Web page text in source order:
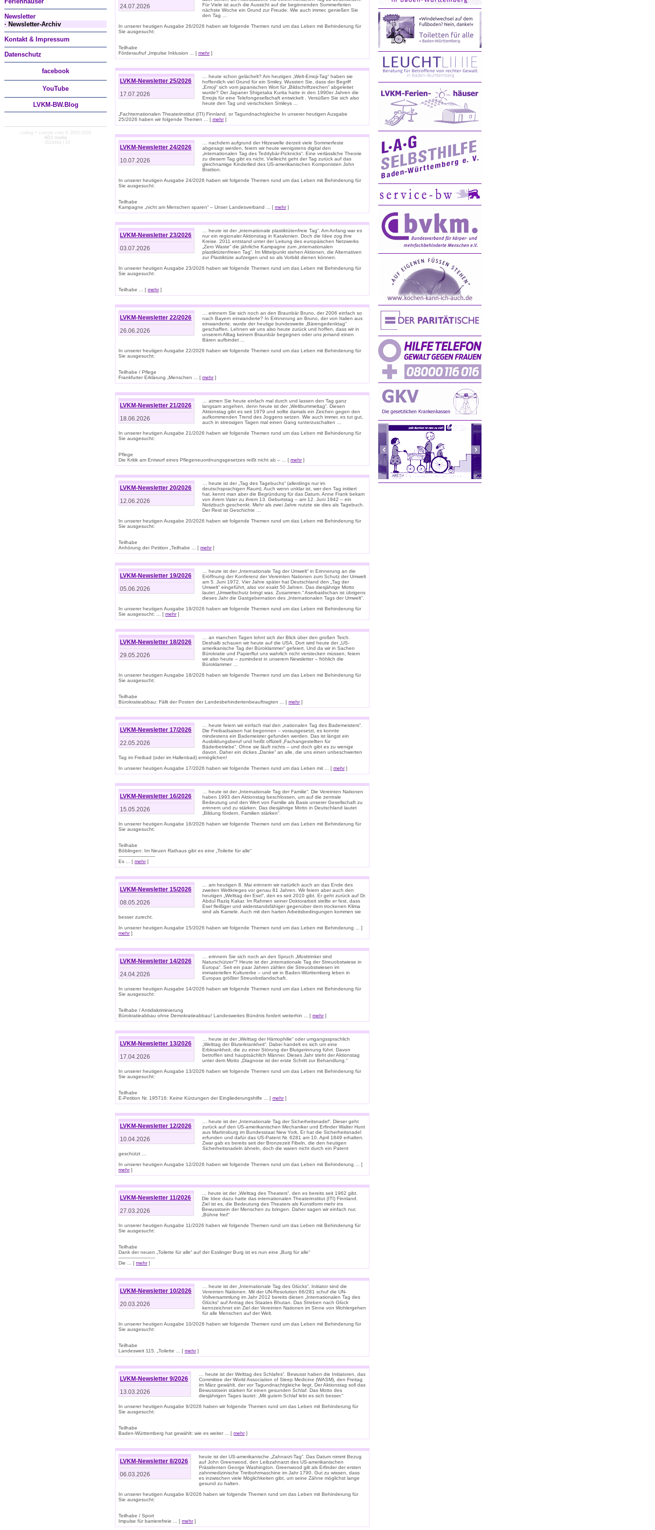
Newsletter
· Newsletter-Archiv
Kontakt & Impressum
Datenschutz
facebook
YouTube
LVKM-BW.Blog
coding + custom cms © 2002-2026
AD1 media
· 2624464 | 10
24.07.2026
Für Viele ist auch die Aussicht auf die beginnenden Sommerferien
nächste Woche ein Grund zur Freude. Wie auch immer, genießen Sie
den Tag …
In unserer heutigen Ausgabe 26/2026 haben wir folgende Themen rund um das Leben mit Behinderung für
Sie ausgesucht:
Teilhabe
Förderaufruf „Impulse Inklusion ... [ mehr]
LVKM-Newsletter 25/2026
17.07.2026
… heute schon gelächelt? Am heutigen „Welt-Emoji-Tag“ haben sie
hoffentlich viel Grund für ein Smiley. Wussten Sie, dass der Begriff
„Emoji“ sich vom japanischen Wort für „Bildschriftzeichen“ abgeleitet
wurde? Der Japaner Shigetaka Kurita hatte in den 1990er Jahren die
Emojis für eine Telefongesellschaft entwickelt . Versüßen Sie sich also
heute den Tag und verschicken Smileys ...
„Fachternationalen Theaterinstitut (ITI) Finnland. or Tagundnachtgleiche In unserer heutigen Ausgabe
25/2026 haben wir folgende Themen ... [ mehr]
LVKM-Newsletter 24/2026
10.07.2026
… nachdem aufgrund der Hitzewelle derzeit viele Sommerfeste
abgesagt werden, feiern wir heute wenigstens digital den
„internationalen Tag des Teddybär-Picknicks“. Eine verlässliche Theorie
zu diesem Tag gibt es nicht. Vielleicht geht der Tag zurück auf das
gleichnamige Kinderlied des US-amerikanischen Komponisten John
Brattion.
In unserer heutigen Ausgabe 24/2026 haben wir folgende Themen rund um das Leben mit Behinderung für
Sie ausgesucht:
Teilhabe
Kampagne „nicht am Menschen sparen“ – Unser Landesverband ... [ mehr]
LVKM-Newsletter 23/2026
03.07.2026
… heute ist der „internationale plastiktütenfreie Tag“. Am Anfang war es
nur ein regionaler Aktionstag in Katalonien. Doch die Idee zog ihre
Kreise. 2011 entstand unter der Leitung des europäischen Netzwerks
„Zero Waste“ die jährliche Kampagne zum „internationalen
plastiktütenfreien Tag“. Im Mittelpunkt stehen Aktionen, die Alternativen
zur Plastiktüte aufzeigen und so als Vorbild dienen können.
In unserer heutigen Ausgabe 23/2026 haben wir folgende Themen rund um das Leben mit Behinderung für
Sie ausgesucht:
Teilhabe ... [ mehr]
LVKM-Newsletter 22/2026
26.06.2026
… erinnern Sie sich noch an den Braunbär Bruno, der 2006 einfach so
nach Bayern einwanderte? In Erinnerung an Bruno, der von Italien aus
einwanderte, wurde der heutige bundesweite „Bärengedenktag“
geschaffen. Lehnen wir uns also heute zurück und hoffen, dass wir in
unserem Alltag keinem Braunbär begegnen oder uns jemand einen
Bären aufbindet ...
In unserer heutigen Ausgabe 22/2026 haben wir folgende Themen rund um das Leben mit Behinderung für
Sie ausgesucht:
Teilhabe / Pflege
Frankfurter Erklärung „Menschen ... [ mehr]
LVKM-Newsletter 21/2026
18.06.2026
… atmen Sie heute einfach mal durch und lassen den Tag ganz
langsam angehen, denn heute ist der „Weltbummeltag“. Diesen
Aktionstag gibt es seit 1979 und sollte damals ein Zeichen gegen den
aufkommenden Trend des Joggens setzen. Wie auch immer, es tut gut,
auch in stressigen Tagen mal einen Gang runterzuschalten ...
In unserer heutigen Ausgabe 21/2026 haben wir folgende Themen rund um das Leben mit Behinderung für
Sie ausgesucht:
Pflege
Die Kritik am Entwurf eines Pflegeneuordnungsgesetzes reißt nicht ab – ... [ mehr]
LVKM-Newsletter 20/2026
12.06.2026
… heute ist der „Tag des Tagebuchs“ (allerdings nur im
deutschsprachigen Raum). Auch wenn unklar ist, wer den Tag initiiert
hat, kennt man aber die Begründung für das Datum. Anne Frank bekam
von ihrem Vater zu ihrem 13. Geburtstag – am 12. Juni 1942 – ein
Notizbuch geschenkt. Mehr als zwei Jahre nutzte sie dies als Tagebuch.
Der Rest ist Geschichte …
In unserer heutigen Ausgabe 20/2026 haben wir folgende Themen rund um das Leben mit Behinderung für
Sie ausgesucht:
Teilhabe
Anhörung der Petition „Teilhabe ... [ mehr]
LVKM-Newsletter 19/2026
05.06.2026
… heute ist der „Internationale Tag der Umwelt“ in Erinnerung an die
Eröffnung der Konferenz der Vereinten Nationen zum Schutz der Umwelt
am 5. Juni 1972. Vier Jahre später hat Deutschland den „Tag der
Umwelt“ eingeführt, also vor exakt 50 Jahren. Das diesjährige Motto
lautet „Umweltschutz bringt was. Zusammen.“ Aserbaidschan ist übrigens
dieses Jahr die Gastgebernation des „Internationalen Tags der Umwelt“.
In unserer heutigen Ausgabe 19/2026 haben wir folgende Themen rund um das Leben mit Behinderung für
Sie ausgesucht: ... [ mehr]
LVKM-Newsletter 18/2026
29.05.2026
… an manchen Tagen lohnt sich der Blick über den großen Teich.
Deshalb schauen wir heute auf die USA. Dort wird heute der „US-
amerikanische Tag der Büroklammer“ gefeiert. Und da wir in Sachen
Bürokratie und Papierflut uns wahrlich nicht verstecken müssen, feiern
wir also heute – zumindest in unserem Newsletter – fröhlich die
Büroklammer …
In unserer heutigen Ausgabe 18/2026 haben wir folgende Themen rund um das Leben mit Behinderung für
Sie ausgesucht:
Teilhabe
Bürokratieabbau: Fällt der Posten der Landesbehindertenbeauftragten ... [ mehr]
LVKM-Newsletter 17/2026
22.05.2026
… heute feiern wir einfach mal den „nationalen Tag des Bademeisters“.
Die Freibadsaison hat begonnen – vorausgesetzt, es konnte
mindestens ein Bademeister gefunden werden. Das ist längst ein
Ausbildungsberuf und heißt offiziell „Fachangestellten für
Bäderbetriebe“. Ohne sie läuft nichts – und doch gibt es zu wenige
davon. Daher ein dickes „Danke“ an alle, die uns einen unbeschwerten
Tag im Freibad (oder im Hallenbad) ermöglichen!
In unserer heutigen Ausgabe 17/2026 haben wir folgende Themen rund um das Leben mit ... [ mehr]
LVKM-Newsletter 16/2026
15.05.2026
… heute ist der „Internationale Tag der Familie“. Die Vereinten Nationen
haben 1993 den Aktionstag beschlossen, um auf die zentrale
Bedeutung und den Wert von Familie als Basis unserer Gesellschaft zu
erinnern und zu stärken. Das diesjährige Motto in Deutschland lautet
„Bildung fördern, Familien stärken“.
In unserer heutigen Ausgabe 16/2026 haben wir folgende Themen rund um das Leben mit Behinderung für
Sie ausgesucht:
Teilhabe
Böblingen: Im Neuen Rathaus gibt es eine „Toilette für alle“
-------------------------
Es ... [ mehr]
LVKM-Newsletter 15/2026
08.05.2026
… am heutigen 8. Mai erinnern wir natürlich auch an das Ende des
zweiten Weltkrieges vor genau 81 Jahren. Wir feiern aber auch den
heutigen „Welttag der Esel“, den es seit 2010 gibt. Er geht zurück auf Dr.
Abdul Raziq Kakar. Im Rahmen seiner Doktorarbeit stellte er fest, dass
Esel fleißiger und widerstandsfähiger gegenüber dem trockenen Klima
sind als Kamele. Auch mit den harten Arbeitsbedingungen kommen sie
besser zurecht.
In unserer heutigen Ausgabe 15/2026 haben wir folgende Themen rund um das Leben mit Behinderung ... [
mehr]
LVKM-Newsletter 14/2026
24.04.2026
… erinnern Sie sich noch an den Spruch „Mosttrinker sind
Naturschützer“? Heute ist der „internationale Tag der Streuobstwiese in
Europa“. Seit ein paar Jahren zählen die Streuobstwiesen im
immateriellen Kulturerbe – und wir in Baden-Württemberg leben in
Europas größter Streuobstlandschaft.
In unserer heutigen Ausgabe 14/2026 haben wir folgende Themen rund um das Leben mit Behinderung für
Sie ausgesucht:
Teilhabe / Antidiskriminierung
Bürokratieabbau ohne Demokratieabbau! Landesweites Bündnis fordert weiterhin ... [ mehr]
LVKM-Newsletter 13/2026
17.04.2026
… heute ist der „Welttag der Hämophilie“ oder umgangssprachlich
„Welttag der Bluterkrankheit“. Dabei handelt es sich um eine
Erbkrankheit, die zu einer Störung der Blutgerinnung führt. Davon
betroffen sind hauptsächlich Männer. Dieses Jahr steht der Aktionstag
unter dem Motto „Diagnose ist der erste Schritt zur Behandlung.“
In unserer heutigen Ausgabe 13/2026 haben wir folgende Themen rund um das Leben mit Behinderung für
Sie ausgesucht:
Teilhabe
E-Petition Nr. 195716: Keine Kürzungen der Eingliederungshilfe ... [ mehr]
LVKM-Newsletter 12/2026
10.04.2026
… heute ist der „Internationale Tag der Sicherheitsnadel“. Dieser geht
zurück auf den US-amerikanischen Mechaniker und Erfinder Walter Hunt
aus Martinsburg im Bundesstaat New York, Er hat die Sicherheitsnadel
erfunden und dafür das US-Patent Nr. 6281 am 10. April 1849 erhalten.
Zwar gab es bereits seit der Bronzezeit Fibeln, die den heutigen
Sicherheitsnadeln ähneln, doch die waren nicht durch ein Patent
geschützt ...
In unserer heutigen Ausgabe 12/2026 haben wir folgende Themen rund um das Leben mit Behinderung ... [
mehr]
LVKM-Newsletter 11/2026
27.03.2026
… heute ist der „Welttag des Theaters“, den es bereits seit 1962 gibt.
Die Idee dazu hatte das internationalen Theaterinstitut (ITI) Finnland.
Ziel ist es, die Bedeutung des Theaters als Kunstform mehr ins
Bewusstsein der Menschen zu bringen. Daher sagen wir einfach nur,
„Bühne frei!“
In unserer heutigen Ausgabe 11/2026 haben wir folgende Themen rund um das Leben mit Behinderung für
Sie ausgesucht:
Teilhabe
Dank der neuen „Toilette für alle“ auf der Esslinger Burg ist es nun eine „Burg für alle“
-------------------------
Die ... [ mehr]
LVKM-Newsletter 10/2026
20.03.2026
… heute ist der „Internationale Tag des Glücks“. Initiator sind die
Vereinten Nationen. Mit der UN-Resolution 66/281 schuf die UN-
Vollversammlung im Jahr 2012 bereits diesen „Internationalen Tag des
Glücks“ auf Antrag des Staates Bhutan. Das Streben nach Glück
kennzeichnet ein Ziel der Vereinten Nationen im Sinne von Wohlergehen
für alle Menschen auf der Welt.
In unserer heutigen Ausgabe 10/2026 haben wir folgende Themen rund um das Leben mit Behinderung für
Sie ausgesucht:
Teilhabe
Landesweit 115. „Toilette ... [ mehr]
LVKM-Newsletter 9/2026
13.03.2026
… heute ist der Welttag des Schlafes“. Bewusst haben die Initiatoren, das
Committee der World Association of Sleep Medicine (WASM), den Freitag
im März gewählt, der vor Tagundnachtgleiche liegt. Der Aktionstag soll das
Bewusstsein stärken für einen gesunden Schlaf. Das Motto des
diesjährigen Tages lautet: „Mit gutem Schlaf lebt es sich besser.“
In unserer heutigen Ausgabe 9/2026 haben wir folgende Themen rund um das Leben mit Behinderung für
Sie ausgesucht:
Teilhabe
Baden-Württemberg hat gewählt: wie es weiter ... [ mehr]
LVKM-Newsletter 8/2026
06.03.2026
heute ist der US-amerikanische „Zahnarzt-Tag“. Das Datum nimmt Bezug
auf John Greenwood, den Leibzahnarzt des US-amerikanischen
Präsidenten George Washington. Greenwood gilt als Erfinder der ersten
zahnmedizinische Tretbohrmaschine im Jahr 1790. Gut zu wissen, dass
es inzwischen viele Möglichkeiten gibt, um seine Zähne möglichst lange
gesund zu halten.
In unserer heutigen Ausgabe 8/2026 haben wir folgende Themen rund um das Leben mit Behinderung für
Sie ausgesucht:
Teilhabe / Sport
Impulse für barrierefreie ... [ mehr]